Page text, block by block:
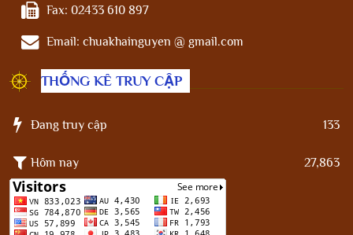
Fax: 02433 610 897
Email: chuakhainguyen @ gmail.com
THỐNG KÊ TRUY CẬP
Đang truy cập 133
Hôm nay 27,863